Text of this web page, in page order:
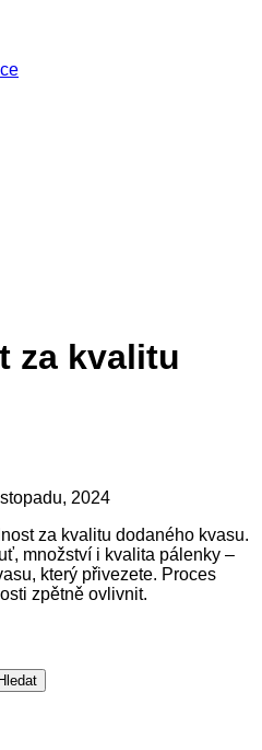
za kvalitu
2024
za kvalitu dodaného kvasu.
množství i kvalita pálenky –
který přivezete. Proces
zpětně ovlivnit.